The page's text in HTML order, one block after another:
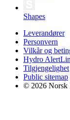
Shapes
Leverandører
Personvern
Vilkår og
Hydro
Tilgjengelighet
Public sitemap
© 2026 Norsk